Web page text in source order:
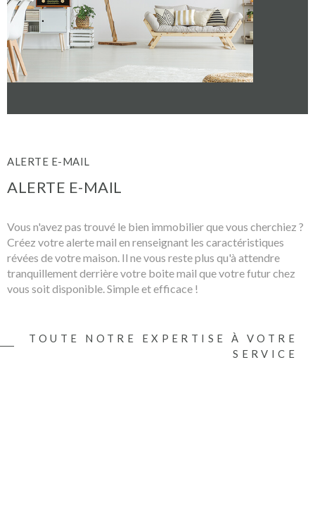
ACTUALITES
ALERTE E-MAIL
ALERTE E-MAIL
Vous n'avez pas trouvé le bien immobilier que vous cherchiez ?
Créez votre alerte mail en renseignant les caractéristiques
révées de votre maison. Il ne vous reste plus qu'à attendre
tranquillement derrière votre boite mail que votre futur chez
vous soit disponible. Simple et efficace !
TOUTE NOTRE EXPERTISE À VOTRE
SERVICE
RECHERCHER